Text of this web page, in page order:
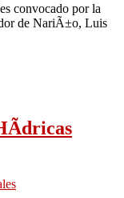
convocado por la
de NariÃ±o, Luis